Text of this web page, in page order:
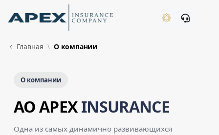
Skip to Main Content
Главная О компании
О компании
AO APEXINSURANCE
Одна из самых динамично развивающихся
New